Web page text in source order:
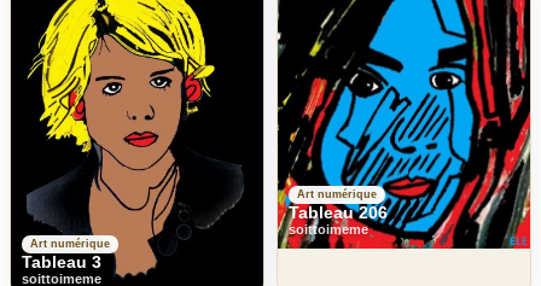
Art numérique
Tableau 3
soittoimeme
Art numérique
Tableau 206
soittoimeme